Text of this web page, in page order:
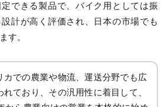
できる製品で、バイク用としては振
計が高く評価され、日本の市場でも
す。
カでの農業や物流、運送分野でも広
れており、その汎用性に着目して、